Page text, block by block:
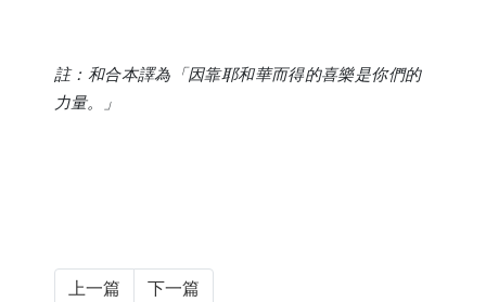
註：和合本譯為「因靠耶和華而得的喜樂是你們的
力量。」
上一篇 下一篇